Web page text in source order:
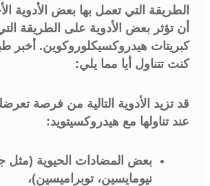
الطريقة التي تعمل بها بعض الأدوية
أن تؤثر بعض الأدوية على الطريقة
كبريتات هيدروكسيكلوروكوين. أخبر
كنت تتناول أيا مما يلي:
قد تزيد الأدوية التالية من فرصة
عند تناولها مع هيدروكسيتويد:
بعض المضادات الحيوية (مثل
نيومايسين، توبراميسين)،